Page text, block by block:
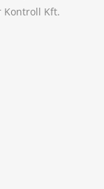
Kontroll Kft.